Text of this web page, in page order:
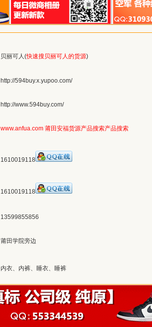
贝丽可人(快速搜贝丽可人的货源)
http://594buy.x.yupoo.com/
http://www.594buy.com/
www.anfua.com 莆田安福货源产品搜索产品搜索
1610019118
1610019118
13599855856
莆田学院旁边
内衣、内裤、睡衣、睡裤